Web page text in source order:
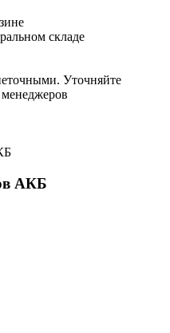
складе
Уточняйте
АКБ